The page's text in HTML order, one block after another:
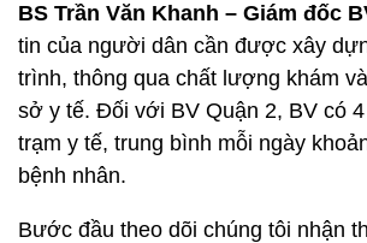
BS Trần Văn Khanh – Giám đốc
tin của người dân cần được xây
trình, thông qua chất lượng khám
sở y tế. Đối với BV Quận 2, BV có
trạm y tế, trung bình mỗi ngày
bệnh nhân.
Bước đầu theo dõi chúng tôi nhận